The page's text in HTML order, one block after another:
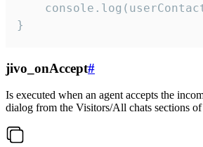
}
jivo_onAccept#
Is executed when an agent accepts the
dialog from the Visitors/All chats sections